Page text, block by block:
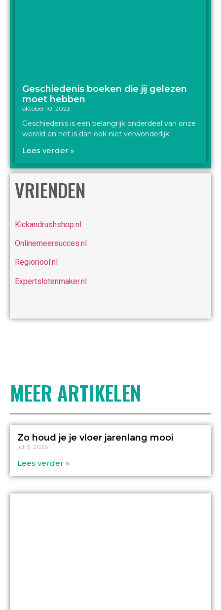
Geschiedenis boeken die jij gelezen
moet hebben
oktober 10, 2023
Geschiedenis is een belangrijk onderdeel van onze
wereld en het is dan ook niet verwonderlijk
Lees verder »
VRIENDEN
Kickandrushshop.nl
Onlinemeersucces.nl
Regioriool.nl
Expertslotenmaker.nl
MEER ARTIKELEN
Zo houd je je vloer jarenlang mooi
juli 5, 2026
Lees verder »